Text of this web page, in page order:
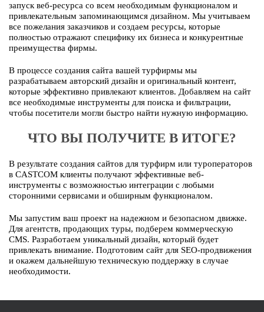
запуск веб-ресурса со всем необходимым функционалом и
привлекательным запоминающимся дизайном. Мы учитываем
все пожелания заказчиков и создаем ресурсы, которые
полностью отражают специфику их бизнеса и конкурентные
преимущества фирмы.
В процессе создания сайта вашей турфирмы мы
разрабатываем авторский дизайн и оригинальный контент,
которые эффективно привлекают клиентов. Добавляем на сайт
все необходимые инструменты для поиска и фильтрации,
чтобы посетители могли быстро найти нужную информацию.
ЧТО ВЫ ПОЛУЧИТЕ В ИТОГЕ?
В результате создания сайтов для турфирм или туроператоров
в CASTCOM клиенты получают эффективные веб-
инструменты с возможностью интеграции с любыми
сторонними сервисами и обширным функционалом.
Мы запустим ваш проект на надежном и безопасном движке.
Для агентств, продающих туры, подберем коммерческую
CMS. Разработаем уникальный дизайн, который будет
привлекать внимание. Подготовим сайт для SEO-продвижения
и окажем дальнейшую техническую поддержку в случае
необходимости.